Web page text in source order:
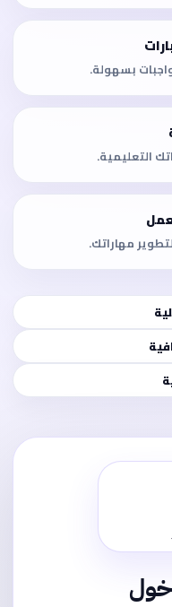
بسهولة.
التعليمية.
مهاراتك.